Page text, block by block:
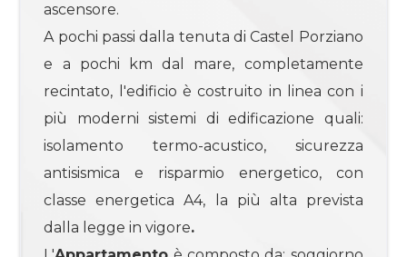
ascensore.
A pochi passi dalla tenuta di Castel Porziano
e a pochi km dal mare, completamente
recintato, l'edificio è costruito in linea con i
più moderni sistemi di edificazione quali:
isolamento termo-acustico, sicurezza
antisismica e risparmio energetico, con
classe energetica A4, la più alta prevista
dalla legge in vigore.
4
4+
Bagni
minimi
Qualsiasi